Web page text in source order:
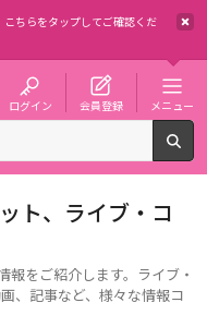
こちらをタップしてご確認くだ
ログイン 会員登録 メニュー
ト、ライブ・コ
報をご紹介します。ライブ・
、記事など、様々な情報コ